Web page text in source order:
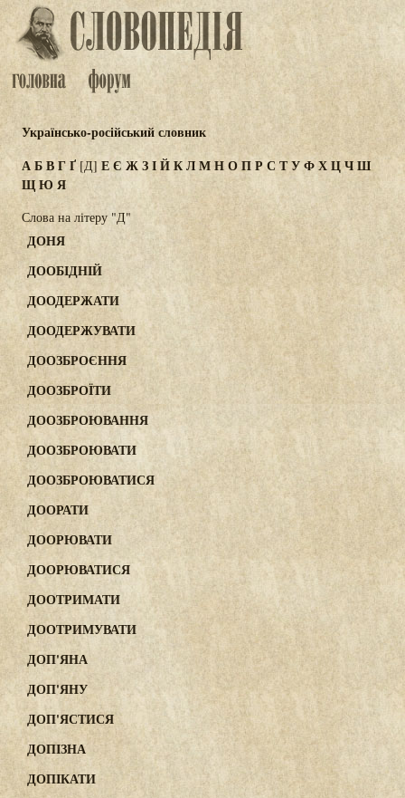
Українсько-російський словник
АБВГҐ[Д] ЕЄ ЖЗІЙКЛМНОПР С ТУФХЦЧШ
ЩЮ Я
Слова на літеру "Д"
ДОНЯ
ДООБІДНІЙ
ДООДЕРЖАТИ
ДООДЕРЖУВАТИ
ДООЗБРОЄННЯ
ДООЗБРОЇТИ
ДООЗБРОЮВАННЯ
ДООЗБРОЮВАТИ
ДООЗБРОЮВАТИСЯ
ДООРАТИ
ДООРЮВАТИ
ДООРЮВАТИСЯ
ДООТРИМАТИ
ДООТРИМУВАТИ
ДОП'ЯНА
ДОП'ЯНУ
ДОП'ЯСТИСЯ
ДОПІЗНА
ДОПІКАТИ